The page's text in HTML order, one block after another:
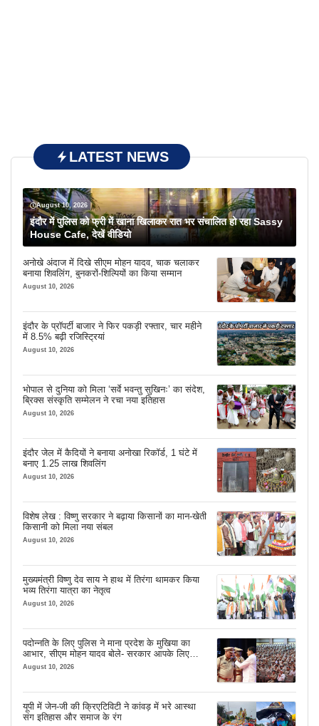
LATEST NEWS
August 10, 2026
इंदौर में पुलिस को फ्री में खाना खिलाकर रात भर संचालित हो रहा Sassy
House Cafe, देखें वीडियो
अनोखे अंदाज में दिखे सीएम मोहन यादव, चाक चलाकर
बनाया शिवलिंग, बुनकरों-शिल्पियों का किया सम्मान
August 10, 2026
इंदौर के प्रॉपर्टी बाजार ने फिर पकड़ी रफ्तार, चार महीने
में 8.5% बढ़ी रजिस्ट्रियां
August 10, 2026
भोपाल से दुनिया को मिला ‘सर्वे भवन्तु सुखिनः’ का संदेश,
ब्रिक्स संस्कृति सम्मेलन ने रचा नया इतिहास
August 10, 2026
इंदौर जेल में कैदियों ने बनाया अनोखा रिकॉर्ड, 1 घंटे में
बनाए 1.25 लाख शिवलिंग
August 10, 2026
विशेष लेख : विष्णु सरकार ने बढ़ाया किसानों का मान-खेती
किसानी को मिला नया संबल
August 10, 2026
मुख्यमंत्री विष्णु देव साय ने हाथ में तिरंगा थामकर किया
भव्य तिरंगा यात्रा का नेतृत्व
August 10, 2026
पदोन्नति के लिए पुलिस ने माना प्रदेश के मुखिया का
आभार, सीएम मोहन यादव बोले- सरकार आपके लिए
सबकुछ करेगी
August 10, 2026
यूपी में जेन-जी की क्रिएटिविटी ने कांवड़ में भरे आस्था
संग इतिहास और समाज के रंग